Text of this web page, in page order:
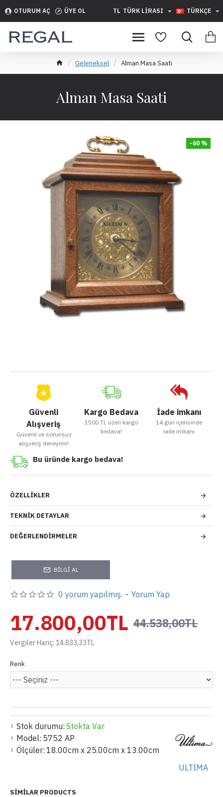
OTURUM AÇ ÜYE OL TL TÜRK LIRASI TÜRKÇE
Geleneksel Alman Masa Saati
Alman Masa Saati
-60 %
Güvenli
Alışveriş
Güvenli ve sorunsuz
alışveriş deneyimi!
Kargo Bedava
1500 TL üzeri kargo
bedava!
İade imkanı
14 gün içerisinde
iade imkanı
ÖZELLIKLER
TEKNIK DETAYLAR
DEĞERLENDIRMELER
BILGI AL
Bu üründe kargo bedava!
Stok durumu: Stokta Var
Model: 5752 AP
Ölçüler: 18.00cm x 25.00cm x 13.00cm
ULTIMA
0 yorum yapılmış. - Yorum Yap
17.800,00TL 44.538,00TL
Vergiler Hariç: 14.833,33TL
Renk
SIMILAR PRODUCTS